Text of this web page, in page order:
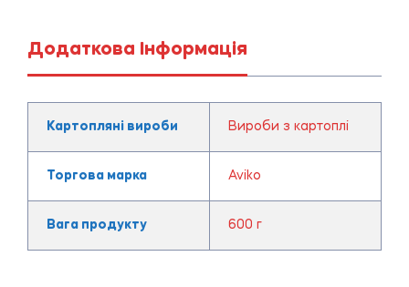
Додаткова Інформація
Картопляні вироби Вироби з картоплі
Торгова марка Aviko
Вага продукту 600 г